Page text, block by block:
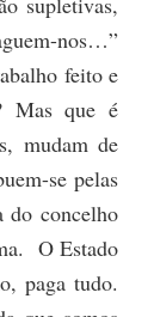
nos…”
feito e
Mas que é
mudam de
se pelas
do concelho
O Estado
paga tudo.